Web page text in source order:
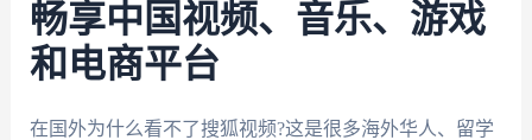
畅享中国视频、音乐、游戏
和电商平台
在国外为什么看不了搜狐视频?这是很多海外华人、留学